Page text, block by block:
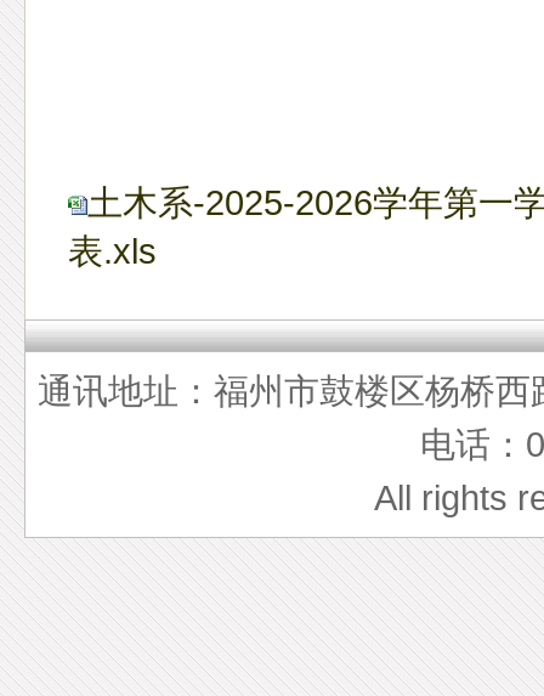
土木系-2025-2026学年第一
表.xls
通讯地址：福州市鼓楼区杨桥
电话：
All rights